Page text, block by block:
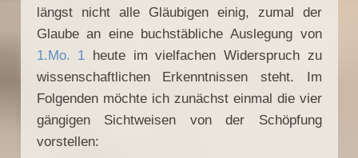
längst nicht alle Gläubigen einig, zumal der
Glaube an eine buchstäbliche Auslegung von
1.Mo. 1 heute im vielfachen Widerspruch zu
wissenschaftlichen Erkenntnissen steht. Im
Folgenden möchte ich zunächst einmal die vier
gängigen Sichtweisen von der Schöpfung
vorstellen: